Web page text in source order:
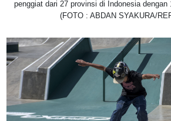
penggiat dari 27 provinsi di Indonesia dengan
(FOTO : ABDAN SYAKURA/